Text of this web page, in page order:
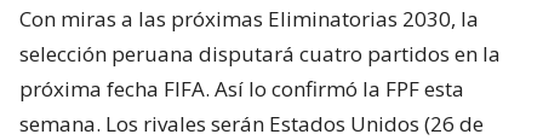
Con miras a las próximas Eliminatorias 2030, la
selección peruana disputará cuatro partidos en la
próxima fecha FIFA. Así lo confirmó la FPF esta
semana. Los rivales serán Estados Unidos (26 de